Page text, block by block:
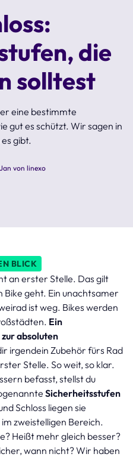
die
solltest
eine bestimmte
gut es schützt. Wir sagen in
gibt.
Jan von linexo
BLICK
an erster Stelle. Das gilt
Bike geht. Ein unachtsamer
ist weg. Bikes werden
Ein
absoluten
irgendein Zubehör fürs Rad
Stelle. So weit, so klar.
befasst, stellst du
Sicherheitsstufen
Schloss liegen sie
zweistelligen Bereich.
Heißt mehr gleich besser?
wann nicht? Wir haben